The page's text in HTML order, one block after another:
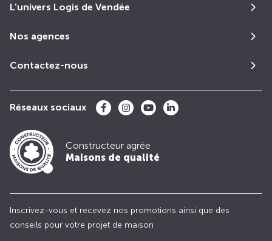
L'univers Logis de Vendée
Nos agences
Contactez-nous
Réseaux sociaux
Constructeur agrée
Maisons de qualité
Inscrivez-vous et recevez nos promotions ainsi que des
conseils pour votre projet de maison